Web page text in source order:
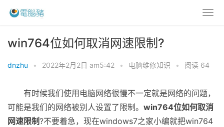
win764位如何取消网速限制?
dnzhu • 2022年2月2日 am5:42 • 电脑维修知识 • 阅读 64
有时候我们使用电脑网络很慢不一定就是网络的问题，
可能是我们的网络被别人设置了限制。 win764位如何取消
网速限制?不要着急，现在windows7之家小编就把win764